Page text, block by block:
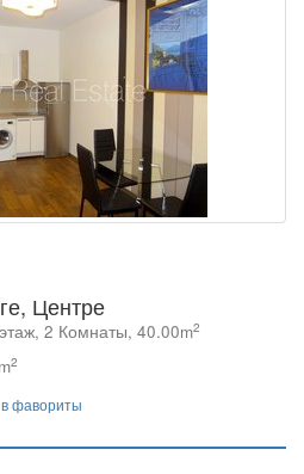
Центре
2 Комнаты, 40.00m2
2
фавориты